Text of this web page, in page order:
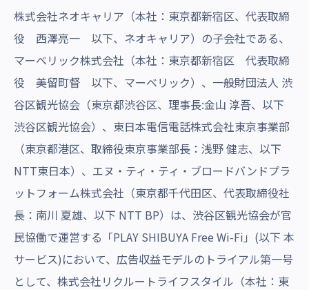
株式会社ネオキャリア（本社：東京都新宿区、代表取締
役 西澤亮一 以下、ネオキャリア）の子会社である、
マーベリック株式会社（本社：東京都新宿区 代表取締
役 美留町督 以下、マーベリック）、一般財団法人 渋
谷区観光協会（東京都渋谷区、理事長:金山 淳吾、以下
渋谷区観光協会）、東日本電信電話株式会社東京事業部
（東京都港区、取締役東京事業部長：浅野 健志、以下
NTT東日本）、エヌ・ティ・ティ・ブロードバンドプラ
ットフォーム株式会社（東京都千代田区、代表取締役社
長：南川 夏雄、以下 NTT BP）は、渋谷区観光協会が官
民協働で運営する「PLAY SHIBUYA Free Wi-Fi」(以下 本
サービス)において、広告収益モデルのトライアル第一号
として、株式会社リクルートライフスタイル（本社：東